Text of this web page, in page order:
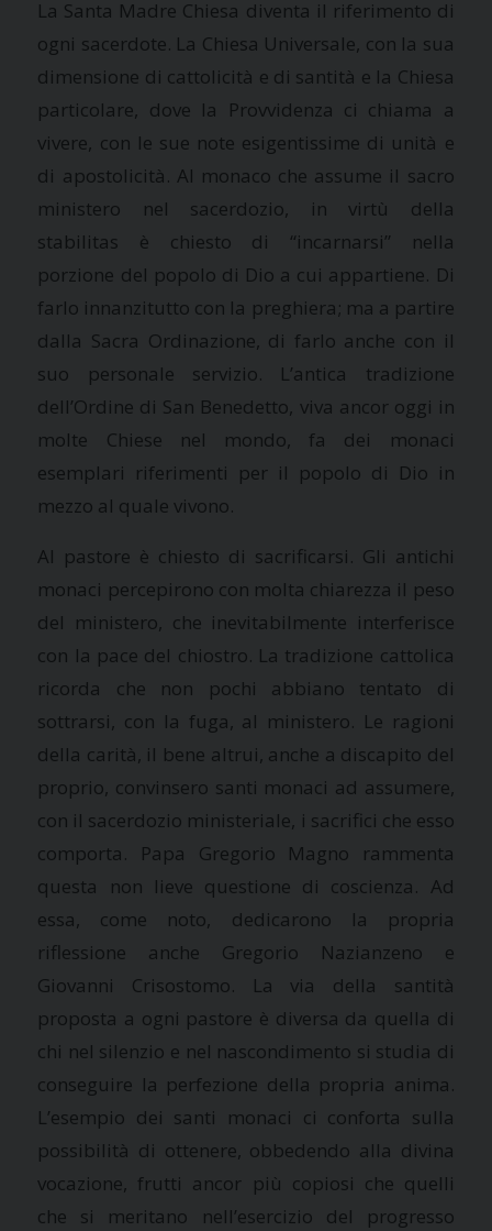
La Santa Madre Chiesa diventa il riferimento di
ogni sacerdote. La Chiesa Universale, con la sua
dimensione di cattolicità e di santità e la Chiesa
particolare, dove la Provvidenza ci chiama a
vivere, con le sue note esigentissime di unità e
di apostolicità. Al monaco che assume il sacro
ministero nel sacerdozio, in virtù della
stabilitas è chiesto di “incarnarsi” nella
porzione del popolo di Dio a cui appartiene. Di
farlo innanzitutto con la preghiera; ma a partire
dalla Sacra Ordinazione, di farlo anche con il
suo personale servizio. L’antica tradizione
dell’Ordine di San Benedetto, viva ancor oggi in
molte Chiese nel mondo, fa dei monaci
esemplari riferimenti per il popolo di Dio in
mezzo al quale vivono.
Al pastore è chiesto di sacrificarsi. Gli antichi
monaci percepirono con molta chiarezza il peso
del ministero, che inevitabilmente interferisce
con la pace del chiostro. La tradizione cattolica
ricorda che non pochi abbiano tentato di
sottrarsi, con la fuga, al ministero. Le ragioni
della carità, il bene altrui, anche a discapito del
proprio, convinsero santi monaci ad assumere,
con il sacerdozio ministeriale, i sacrifici che esso
comporta. Papa Gregorio Magno rammenta
questa non lieve questione di coscienza. Ad
essa, come noto, dedicarono la propria
riflessione anche Gregorio Nazianzeno e
Giovanni Crisostomo. La via della santità
proposta a ogni pastore è diversa da quella di
chi nel silenzio e nel nascondimento si studia di
conseguire la perfezione della propria anima.
L’esempio dei santi monaci ci conforta sulla
possibilità di ottenere, obbedendo alla divina
vocazione, frutti ancor più copiosi che quelli
che si meritano nell’esercizio del progresso